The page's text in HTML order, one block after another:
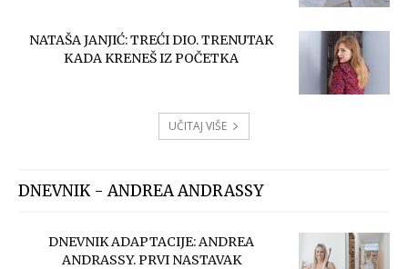
NATAŠA JANJIĆ: TREĆI DIO. TRENUTAK
KADA KRENEŠ IZ POČETKA
UČITAJ VIŠE
DNEVNIK - ANDREA ANDRASSY
DNEVNIK ADAPTACIJE: ANDREA
ANDRASSY. PRVI NASTAVAK